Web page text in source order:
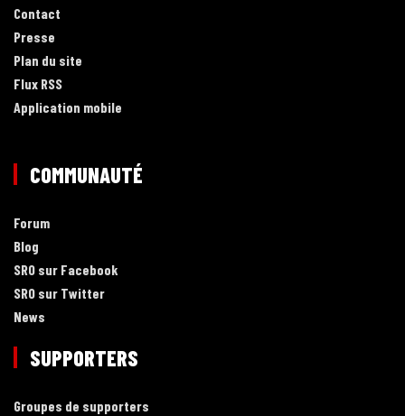
Contact
Presse
Plan du site
Flux RSS
Application mobile
COMMUNAUTÉ
Forum
Blog
SRO sur Facebook
SRO sur Twitter
News
SUPPORTERS
Groupes de supporters